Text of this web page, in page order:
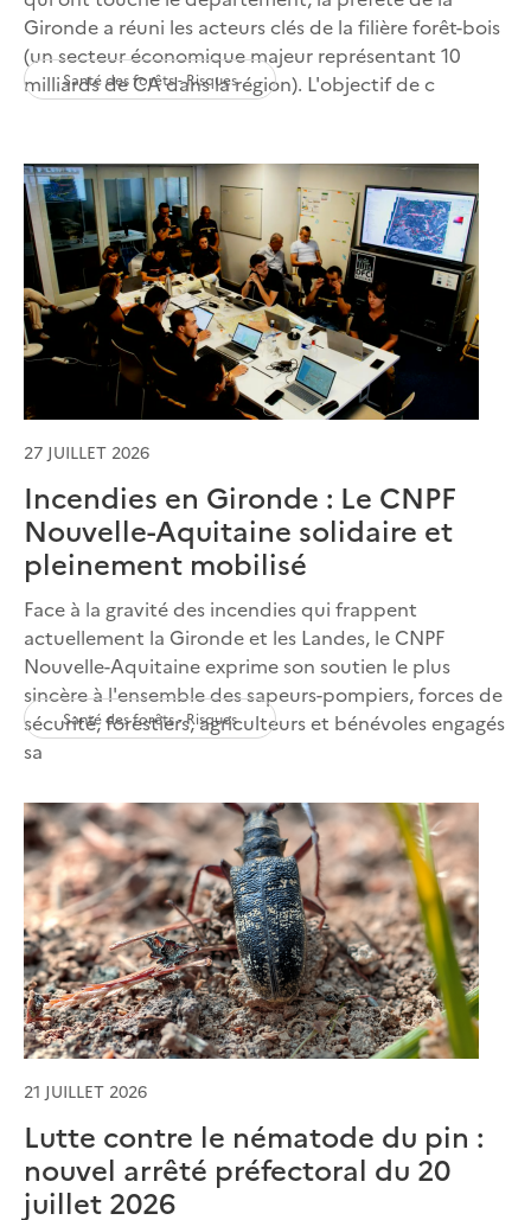
Gironde a réuni les acteurs clés de la filière forêt-bois
(un secteur économique majeur représentant 10
milliards de CA dans la région). L'objectif de c
Santé des forêts - Risques
27 JUILLET 2026
Incendies en Gironde : Le CNPF
Nouvelle-Aquitaine solidaire et
pleinement mobilisé
Face à la gravité des incendies qui frappent
actuellement la Gironde et les Landes, le CNPF
Nouvelle-Aquitaine exprime son soutien le plus
sincère à l'ensemble des sapeurs-pompiers, forces de
sécurité, forestiers, agriculteurs et bénévoles engagés
sa
Santé des forêts - Risques
21 JUILLET 2026
Lutte contre le nématode du pin :
nouvel arrêté préfectoral du 20
juillet 2026